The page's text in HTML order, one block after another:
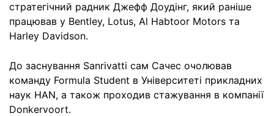
стратегічний радник Джефф Доудінг, який раніше
працював у Bentley, Lotus, Al Habtoor Motors та
Harley Davidson.
До заснування Sanrivatti сам Сачес очолював
команду Formula Student в Університеті прикладних
наук HAN, а також проходив стажування в компанії
Donkervoort.